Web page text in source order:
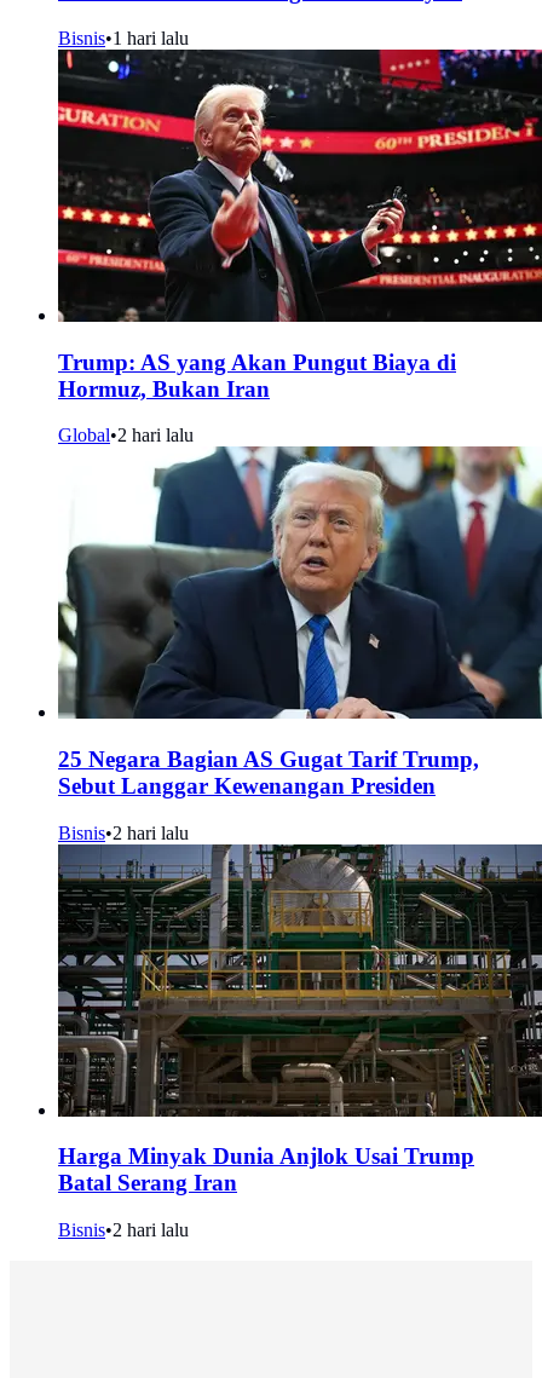
Bisnis•1 hari lalu
Trump: AS yang Akan Pungut Biaya di
Hormuz, Bukan Iran
Global•2 hari lalu
25 Negara Bagian AS Gugat Tarif Trump,
Sebut Langgar Kewenangan Presiden
Bisnis•2 hari lalu
Harga Minyak Dunia Anjlok Usai Trump
Batal Serang Iran
Bisnis•2 hari lalu